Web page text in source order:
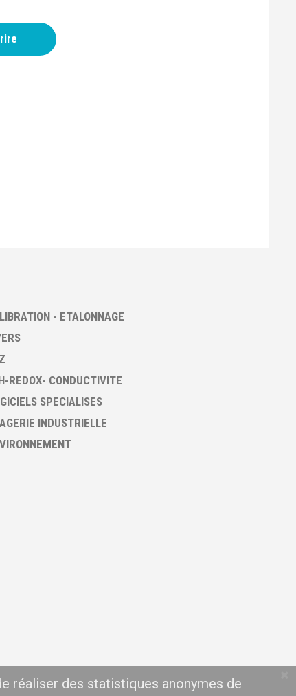
- ETALONNAGE
REDOX- CONDUCTIVITE
SPECIALISES
INDUSTRIELLE
réaliser des statistiques anonymes de